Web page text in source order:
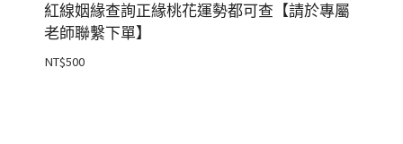
紅線姻緣查詢正緣桃花運勢都可查【請於專屬
老師聯繫下單】
NT$500